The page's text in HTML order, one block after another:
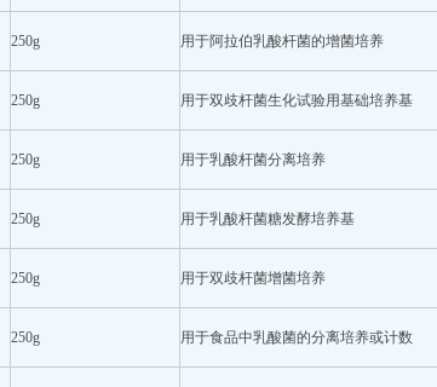
250g 用于阿拉伯乳酸杆菌的增菌培养
250g 用于双歧杆菌生化试验用基础培养基
250g 用于乳酸杆菌分离培养
250g 用于乳酸杆菌糖发酵培养基
250g 用于双歧杆菌增菌培养
250g 用于食品中乳酸菌的分离培养或计数